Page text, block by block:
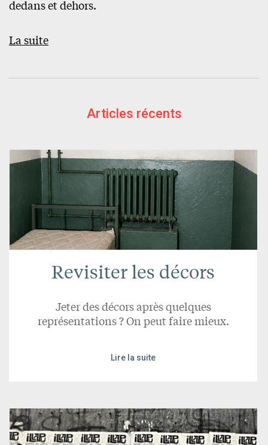
dedans et dehors.
La suite
Articles récents
Revisiter les décors
Jeter des décors après quelques
représentations ? On peut faire mieux.
Lire la suite